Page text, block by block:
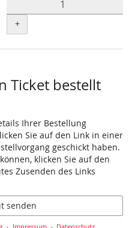
+
Ticket bestellt
Ihrer Bestellung
Sie auf den Link in einer
geschickt haben.
klicken Sie auf den
Zusenden des Links
senden